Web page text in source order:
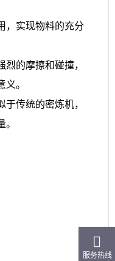
，实现物料的充分
的摩擦和碰撞，
。
传统的密炼机，